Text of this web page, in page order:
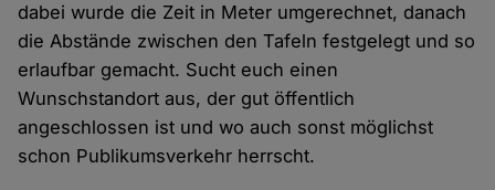
dabei wurde die Zeit in Meter umgerechnet, danach
die Abstände zwischen den Tafeln festgelegt und so
erlaufbar gemacht. Sucht euch einen
Wunschstandort aus, der gut öffentlich
angeschlossen ist und wo auch sonst möglichst
schon Publikumsverkehr herrscht.